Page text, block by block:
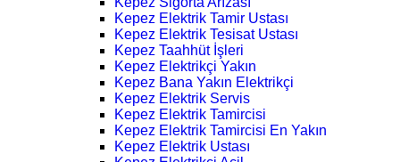
Kepez Elektrik Tamir Ustası
Kepez Elektrik Tesisat Ustası
Kepez Taahhüt İşleri
Kepez Elektrikçi Yakın
Kepez Bana Yakın Elektrikçi
Kepez Elektrik Servis
Kepez Elektrik Tamircisi
Kepez Elektrik Tamircisi En Yakın
Kepez Elektrik Ustası